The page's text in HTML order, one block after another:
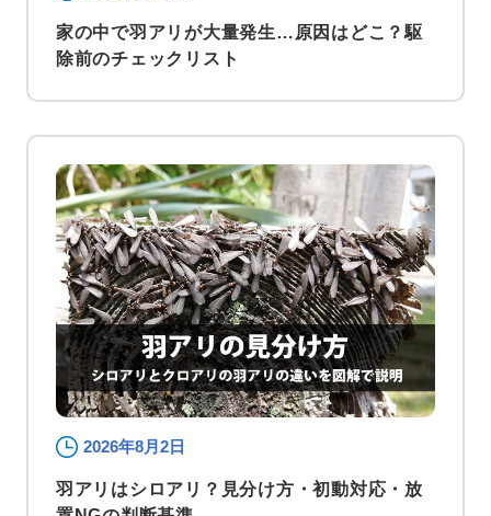
家の中で羽アリが大量発生…原因はどこ？駆
除前のチェックリスト
2026年8月2日
羽アリはシロアリ？見分け方・初動対応・放